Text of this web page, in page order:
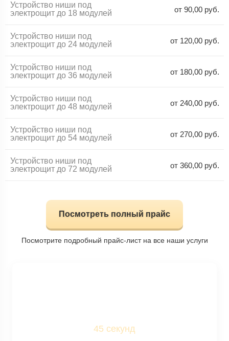
Устройство ниши под
электрощит до 18 модулей
от 90,00 руб.
Устройство ниши под
электрощит до 24 модулей
от 120,00 руб.
Устройство ниши под
электрощит до 36 модулей
от 180,00 руб.
Устройство ниши под
электрощит до 48 модулей
от 240,00 руб.
Устройство ниши под
электрощит до 54 модулей
от 270,00 руб.
Устройство ниши под
электрощит до 72 модулей
от 360,00 руб.
Посмотреть полный прайс
Посмотрите подробный прайс-лист на все наши услуги
45 секунд